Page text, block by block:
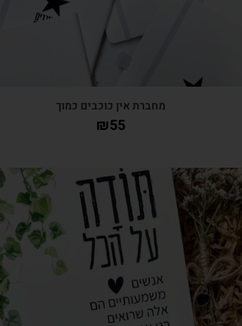
מחברת אין כוכבים כמוך
₪55
צפייה מהירה